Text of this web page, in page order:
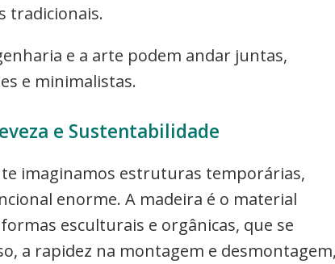
tradicionais.
e a arte podem andar juntas,
e minimalistas.
e Sustentabilidade
imaginamos estruturas temporárias,
enorme. A madeira é o material
esculturais e orgânicas, que se
a rapidez na montagem e